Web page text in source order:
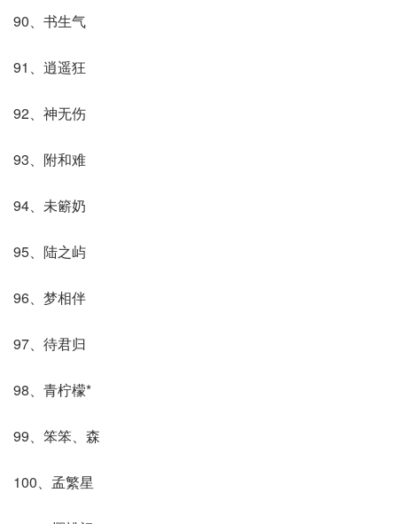
90、书生气
91、逍遥狂
92、神无伤
93、附和难
94、未簖奶
95、陆之屿
96、梦相伴
97、待君归
98、青柠檬*
99、笨笨、森
100、孟繁星